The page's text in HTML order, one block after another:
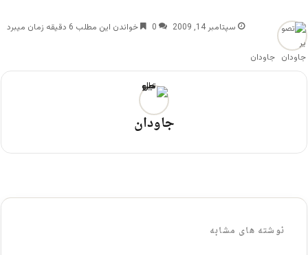
جاودان
سپتامبر 14, 2009 0 خواندن این مطلب 6 دقیقه زمان میبرد
جاودان
نوشته های مشابه